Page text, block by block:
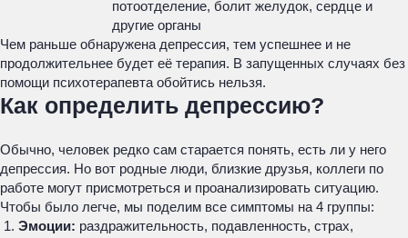
потоотделение, болит желудок, сердце и
другие органы
Чем раньше обнаружена депрессия, тем успешнее и не
продолжительнее будет её терапия. В запущенных случаях без
помощи психотерапевта обойтись нельзя.
Как определить депрессию?
Обычно, человек редко сам старается понять, есть ли у него
депрессия. Но вот родные люди, близкие друзья, коллеги по
работе могут присмотреться и проанализировать ситуацию.
Чтобы было легче, мы поделим все симптомы на 4 группы:
Эмоции: раздражительность, подавленность, страх,